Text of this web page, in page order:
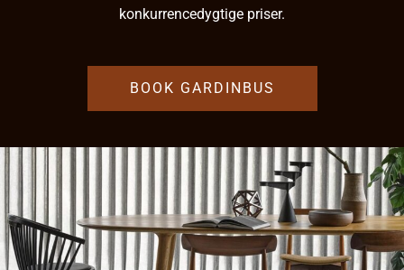
konkurrencedygtige priser.
BOOK GARDINBUS